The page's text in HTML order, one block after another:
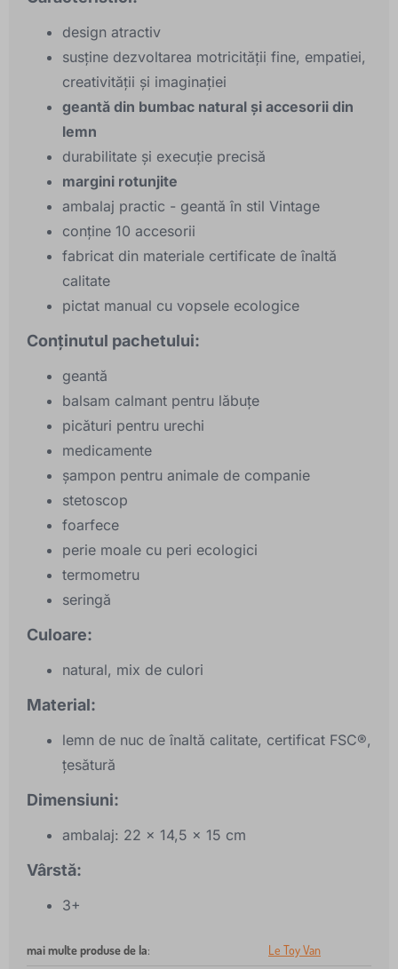
design atractiv
susține dezvoltarea motricității fine, empatiei,
creativității și imaginației
geantă din bumbac natural și accesorii din
lemn
durabilitate și execuție precisă
margini rotunjite
ambalaj practic - geantă în stil Vintage
conține 10 accesorii
fabricat din materiale certificate de înaltă
calitate
pictat manual cu vopsele ecologice
Conținutul pachetului:
geantă
balsam calmant pentru lăbuțe
picături pentru urechi
medicamente
șampon pentru animale de companie
stetoscop
foarfece
perie moale cu peri ecologici
termometru
seringă
Culoare:
natural, mix de culori
Material:
lemn de nuc de înaltă calitate, certificat FSC®,
țesătură
Dimensiuni:
ambalaj: 22 x 14,5 x 15 cm
Vârstă:
3+
mai multe produse de la: Le Toy Van